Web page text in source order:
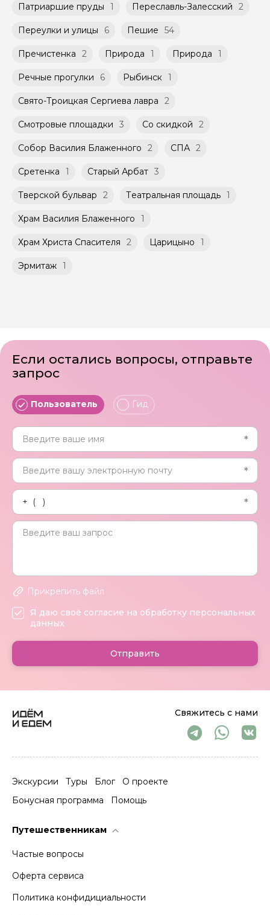
Патриаршие пруды 1 Переславль-Залесский 2
Переулки и улицы 6 Пешие 54
Пречистенка 2 Природа 1 Природа 1
Речные прогулки 6 Рыбинск 1
Свято-Троицкая Сергиева лавра 2
Смотровые площадки 3 Со скидкой 2
Собор Василия Блаженного 2 СПА 2
Сретенка 1 Старый Арбат 3
Тверской бульвар 2 Театральная площадь 1
Храм Василия Блаженного 1
Храм Христа Спасителя 2 Царицыно 1
Эрмитаж 1
Свяжитесь с нами
Экскурсии Туры Блог
О проекте
Бонусная программа
Помощь
Путешественникам
Частые вопросы
Оферта сервиса
Политика конфидициальности
Если остались вопросы, отправьте
запрос
Пользователь Гид
Прикрепить файл
Я даю своё согласие на обработку персональных
данных
Отправить